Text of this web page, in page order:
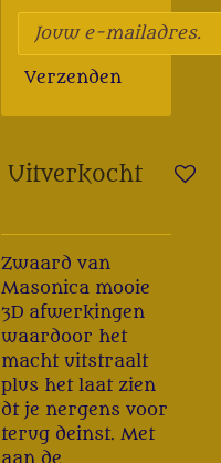
Verzenden
Uitverkocht
Zwaard van
Masonica mooie
3D afwerkingen
waardoor het
macht uitstraalt
plus het laat zien
dt je nergens voor
terug deinst. Met